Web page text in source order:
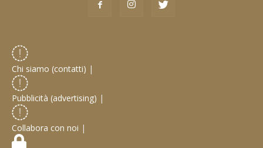
Chi siamo (contatti) |
Pubblicità (advertising) |
Collabora con noi |